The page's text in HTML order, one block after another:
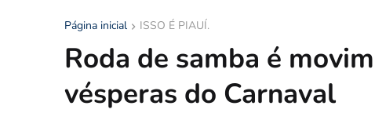
Página inicial ISSO É PIAUÍ.
Roda de samba é
vésperas do Carnaval